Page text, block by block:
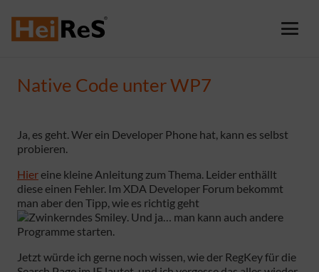
Native Code unter WP7
Ja, es geht. Wer ein Developer Phone hat, kann es selbst
probieren.
Hier eine kleine Anleitung zum Thema. Leider enthällt
diese einen Fehler. Im XDA Developer Forum bekommt
man aber den Tipp, wie es richtig geht
. Und ja… man kann auch andere
Programme starten.
Jetzt würde ich gerne noch wissen, wie der RegKey für die